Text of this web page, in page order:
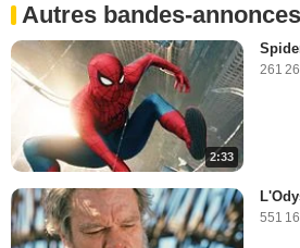
Autres bandes-annonces
2:33
261
551